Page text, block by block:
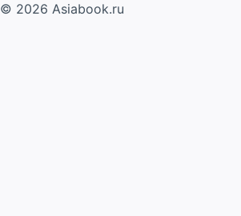
© 2026 Asiabook.ru